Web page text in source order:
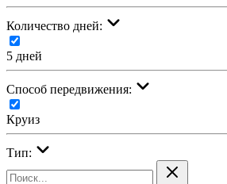
Количество дней:
5 дней
Cпособ передвижения:
Круиз
Тип: